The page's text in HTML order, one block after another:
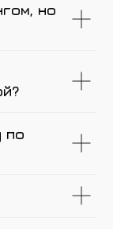
но
по